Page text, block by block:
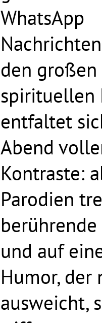
WhatsApp
den großen
spirituellen
entfaltet
Abend
Kontraste:
Parodien
berührende
und auf
Humor, der
ausweicht,